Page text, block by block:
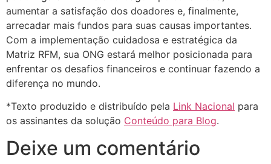
aumentar a satisfação dos doadores e, finalmente,
arrecadar mais fundos para suas causas importantes.
Com a implementação cuidadosa e estratégica da
Matriz RFM, sua ONG estará melhor posicionada para
enfrentar os desafios financeiros e continuar fazendo a
diferença no mundo.
*Texto produzido e distribuído pela Link Nacional para
os assinantes da solução Conteúdo para Blog.
Deixe um comentário